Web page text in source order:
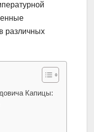
различных
Капицы: